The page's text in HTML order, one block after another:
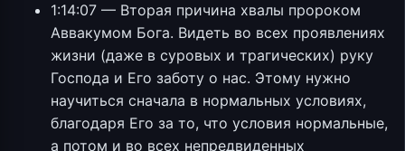
1:14:07 — Вторая причина хвалы пророком
Аввакумом Бога. Видеть во всех проявлениях
жизни (даже в суровых и трагических) руку
Господа и Его заботу о нас. Этому нужно
научиться сначала в нормальных условиях,
благодаря Его за то, что условия нормальные,
а потом и во всех непредвиденных